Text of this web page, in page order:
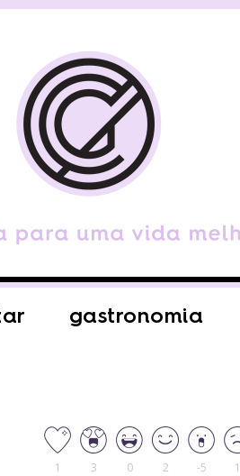
gastronomia
1 3 0 2 -5 1